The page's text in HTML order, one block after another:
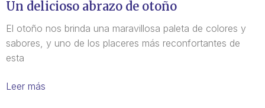
Un delicioso abrazo de otoño
El otoño nos brinda una maravillosa paleta de colores y
sabores, y uno de los placeres más reconfortantes de
esta
Leer más